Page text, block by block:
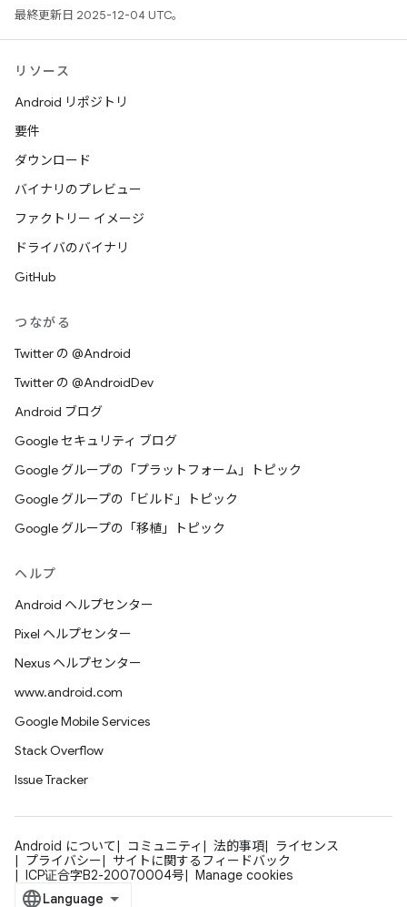
最終更新日 2025-12-04 UTC。
リソース
Android リポジトリ
要件
ダウンロード
バイナリのプレビュー
ファクトリー イメージ
ドライバのバイナリ
GitHub
つながる
Twitter の @Android
Twitter の @AndroidDev
Android ブログ
Google セキュリティ ブログ
Google グループの「プラットフォーム」トピック
Google グループの「ビルド」トピック
Google グループの「移植」トピック
ヘルプ
Android ヘルプセンター
Pixel ヘルプセンター
Nexus ヘルプセンター
www.android.com
Google Mobile Services
Stack Overflow
Issue Tracker
Android について コミュニティ 法的事項
ライセンス
プライバシー
サイトに関するフィードバック
ICP证合字B2-20070004号
Manage cookies